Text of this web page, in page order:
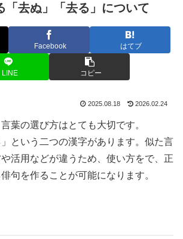
「去ぬ」「去る」について
Facebook はてブ
LINE コピー
2025.08.18 2026.02.24
葉の選び方はとても大切です。
」という二つの漢字があります。似た言
活用などが違うため、使い方をで、正
句を作ることが可能になります。